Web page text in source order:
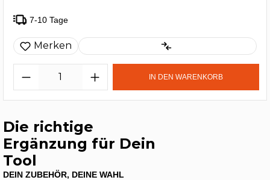
7-10 Tage
Merken
IN DEN WARENKORB
Die richtige
Ergänzung für Dein
Tool
DEIN ZUBEHÖR, DEINE WAHL